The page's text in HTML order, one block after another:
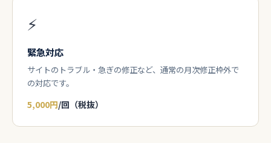
⚡
緊急対応
サイトのトラブル・急ぎの修正など、通常の月次修正枠外で
の対応です。
5,000円/回（税抜）